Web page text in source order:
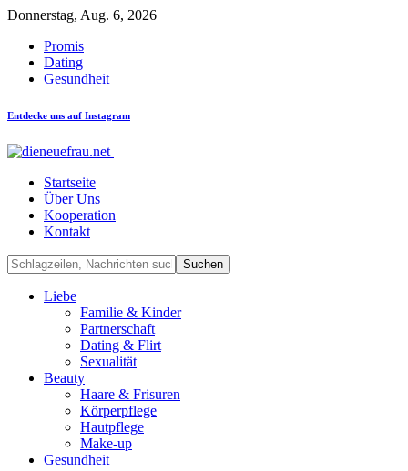
Donnerstag, Aug. 6, 2026
Promis
Dating
Gesundheit
Entdecke uns auf Instagram
Startseite
Über Uns
Kooperation
Kontakt
Liebe
Familie & Kinder
Partnerschaft
Dating & Flirt
Sexualität
Beauty
Haare & Frisuren
Körperpflege
Hautpflege
Make-up
Gesundheit